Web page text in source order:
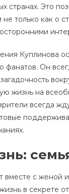
странах. Это
не только как о
Куплинова
фанатов. Он
жизнь на
всегда
с женой
в секрете